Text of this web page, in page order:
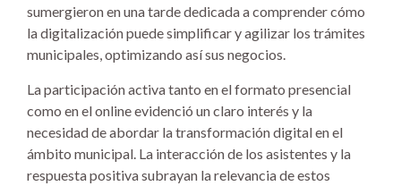
sumergieron en una tarde dedicada a comprender cómo
la digitalización puede simplificar y agilizar los trámites
municipales, optimizando así sus negocios.
La participación activa tanto en el formato presencial
como en el online evidenció un claro interés y la
necesidad de abordar la transformación digital en el
ámbito municipal. La interacción de los asistentes y la
respuesta positiva subrayan la relevancia de estos